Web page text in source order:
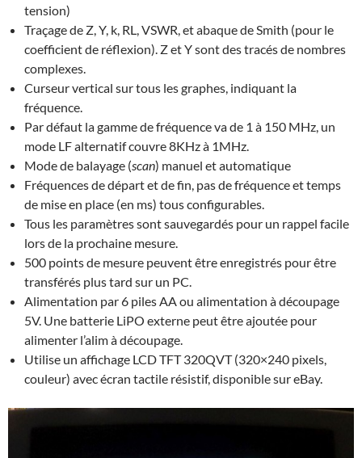
tension)
Traçage de Z, Y, k, RL, VSWR, et abaque de Smith (pour le
coefficient de réflexion). Z et Y sont des tracés de nombres
complexes.
Curseur vertical sur tous les graphes, indiquant la
fréquence.
Par défaut la gamme de fréquence va de 1 à 150 MHz, un
mode LF alternatif couvre 8KHz à 1MHz.
Mode de balayage (scan) manuel et automatique
Fréquences de départ et de fin, pas de fréquence et temps
de mise en place (en ms) tous configurables.
Tous les paramètres sont sauvegardés pour un rappel facile
lors de la prochaine mesure.
500 points de mesure peuvent être enregistrés pour être
transférés plus tard sur un PC.
Alimentation par 6 piles AA ou alimentation à découpage
5V. Une batterie LiPO externe peut être ajoutée pour
alimenter l’alim à découpage.
Utilise un affichage LCD TFT 320QVT (320×240 pixels,
couleur) avec écran tactile résistif, disponible sur eBay.